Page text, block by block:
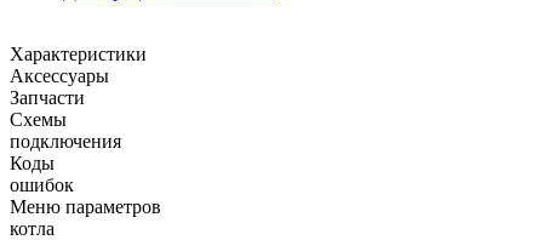
Характеристики
Аксессуары
Запчасти
Схемы
подключения
Коды
ошибок
Меню параметров
котла